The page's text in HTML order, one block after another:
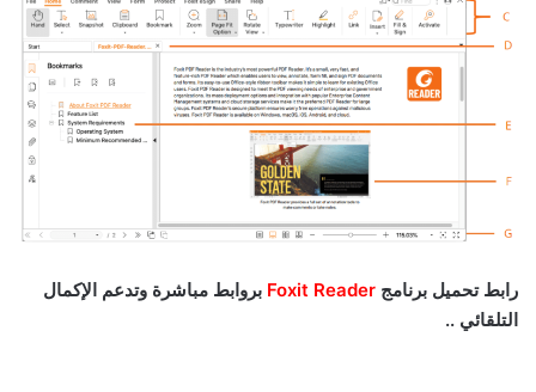
رابط تحميل برنامج Foxit Reader بروابط مباشرة وتدعم الإكمال
التلقائي ..